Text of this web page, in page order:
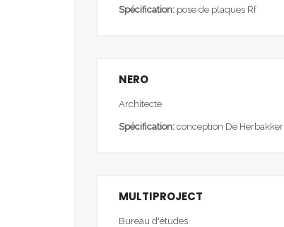
Spécification: pose de plaques Rf
NERO
Architecte
Spécification: conception De Herbakker
MULTIPROJECT
Bureau d'études